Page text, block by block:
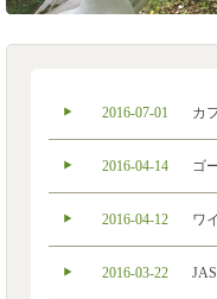
2016-07-01 カ
2016-04-14 ゴ
2016-04-12 ワ
2016-03-22